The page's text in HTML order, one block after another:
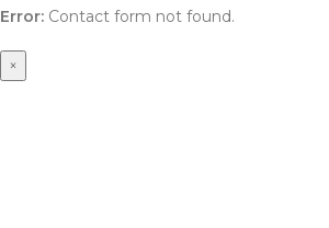
Error: Contact form not found.
×